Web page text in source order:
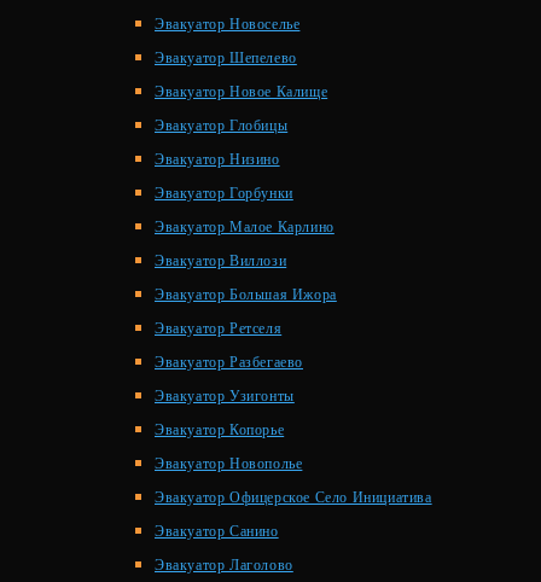
Эвакуатор Новоселье
Эвакуатор Шепелево
Эвакуатор Новое Калище
Эвакуатор Глобицы
Эвакуатор Низино
Эвакуатор Горбунки
Эвакуатор Малое Карлино
Эвакуатор Виллози
Эвакуатор Большая Ижора
Эвакуатор Ретселя
Эвакуатор Разбегаево
Эвакуатор Узигонты
Эвакуатор Копорье
Эвакуатор Новополье
Эвакуатор Офицерское Село Инициатива
Эвакуатор Санино
Эвакуатор Лаголово